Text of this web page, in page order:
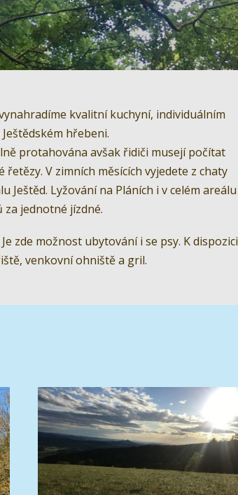
kvalitní kuchyní, individuálním
hřebeni.
protahována avšak řidiči musejí počítat
V zimních měsících vyjedete z chaty
Ještěd. Lyžování na Pláních i v celém areálu
za jednotné jízdné.
zde možnost ubytování i se psy. K dispozici
venkovní ohniště a gril.